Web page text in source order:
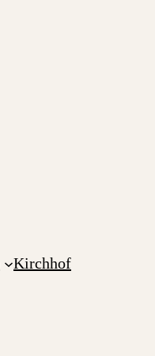
Kirchhof